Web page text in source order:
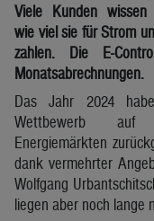
Viele Kunden wissen
wie viel sie für Strom
zahlen. Die E-
Monatsabrechnungen.
Das Jahr 2024
Wettbewerb auf
Energiemärkten
dank vermehrter
Wolfgang
liegen aber noch lange